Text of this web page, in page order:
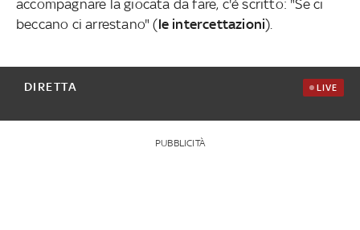
accompagnare la giocata da fare, c'è scritto: "Se ci
beccano ci arrestano" (le intercettazioni).
DIRETTA LIVE
PUBBLICITÀ